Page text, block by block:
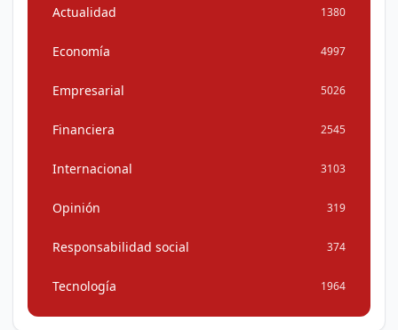
Actualidad 1380
Economía 4997
Empresarial 5026
Financiera 2545
Internacional 3103
Opinión 319
Responsabilidad social 374
Tecnología 1964